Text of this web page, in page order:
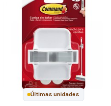
Últimas unidades